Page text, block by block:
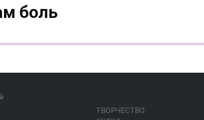
боль
ТВОРЧЕСТВО